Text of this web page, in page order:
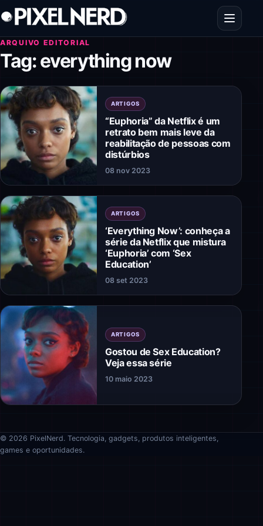
Pular para o conteúdo
Abrir
ARQUIVO EDITORIAL
Tag:everything now
ARTIGOS
“Euphoria” da Netflix é um
retrato bem mais leve da
reabilitação de pessoas com
distúrbios
08 nov 2023
ARTIGOS
‘Everything Now’: conheça a
série da Netflix que mistura
‘Euphoria’ com ‘Sex
Education’
08 set 2023
ARTIGOS
Gostou de Sex Education?
Veja essa série
10 maio 2023
© 2026 PixelNerd. Tecnologia, gadgets, produtos inteligentes,
games e oportunidades.